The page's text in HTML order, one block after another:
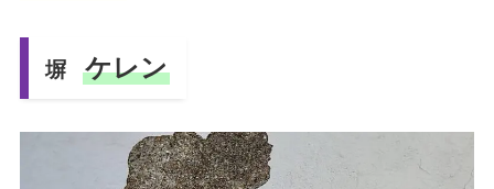
塀 ケレン